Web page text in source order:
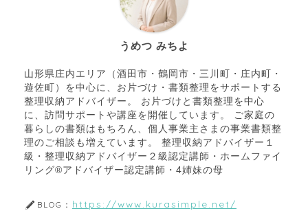
うめつ みちよ
山形県庄内エリア（酒田市・鶴岡市・三川町・庄内町・
遊佐町）を中心に、お片づけ・書類整理をサポートする
整理収納アドバイザー。 お片づけと書類整理を中心
に、訪問サポートや講座を開催しています。 ご家庭の
暮らしの書類はもちろん、個人事業主さまの事業書類整
理のご相談も増えています。 整理収納アドバイザー１
級・整理収納アドバイザー２級認定講師・ホームファイ
リング®アドバイザー認定講師・4姉妹の母
BLOG： https://www.kurasimple.net/